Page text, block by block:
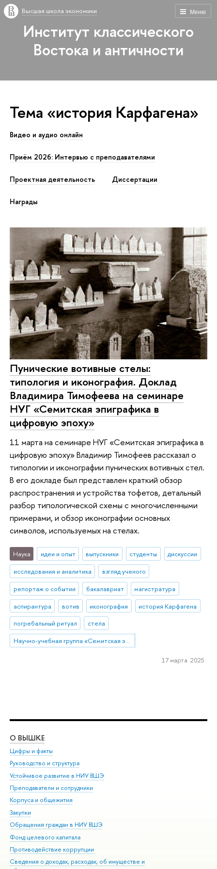
Меню
Высшая школа экономики
Институт классического
Востока и античности
Тема «история Карфагена»
Видео и аудио онлайн
Приём 2026: Интервью с преподавателями
Проектная деятельность Диссертации
Награды
Пунические вотивные стелы:
типология и иконография. Доклад
Владимира Тимофеева на семинаре
НУГ «Семитская эпиграфика в
цифровую эпоху»
11 марта на семинаре НУГ «Семитская эпиграфика в
цифровую эпоху» Владимир Тимофеев рассказал о
типологии и иконографии пунических вотивных стел.
В его докладе был представлен краткий обзор
распространения и устройства тофетов, детальный
разбор типологической схемы с многочисленными
примерами, и обзор иконографии основных
символов, используемых на стелах.
Наука идеи и опыт выпускники студенты
дискуссии
исследования и аналитика
взгляд ученого
репортаж о событии
бакалавриат
магистратура
аспирантура
вотив иконография
история Карфагена
погребальный ритуал
стела
Научно-учебная группа «Семитская эпиграфика в цифровую эпоху»
17 марта 2025
О ВЫШКЕ
Цифры и факты
Руководство и структура
Устойчивое развитие в НИУ ВШЭ
Преподаватели и сотрудники
Корпуса и общежития
Закупки
Обращения граждан в НИУ ВШЭ
Фонд целевого капитала
Противодействие коррупции
Сведения о доходах, расходах, об имуществе и